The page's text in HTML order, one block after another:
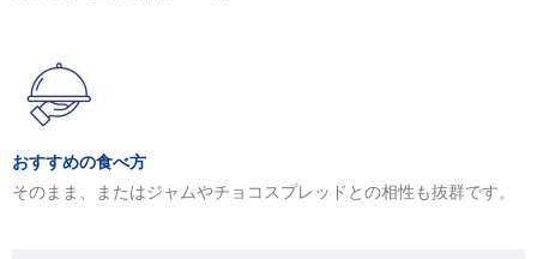
おすすめの食べ方
そのまま、またはジャムやチョコスプレッドとの相性も抜群です。